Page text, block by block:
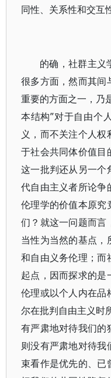
同性、关系性和交互
的确，社群主义
很多方面，然而其间
重要的方面之一，乃
本结构”对于自由个
义，而不关注个人
于社会共同体价值目
这一批判还从另一个
代自由主义者所论争
伦理学的价值本原究
们？就这一问题而言
当性为当然的基点，
和自由义务伦理；而
起点，因而探求的是
伦理或以个人内在品
尔在批判自由主义时
有严肃地对待我们的
则没有严肃地对待
束看作是优先的、已